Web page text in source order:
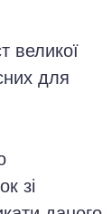
великої
для
зі